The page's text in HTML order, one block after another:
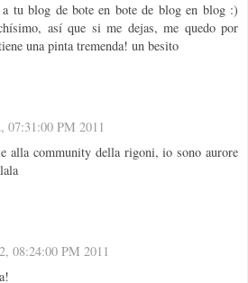
tu blog de bote en bote de blog en blog :)
así que si me dejas, me quedo por
una pinta tremenda! un besito
07:31:00 PM 2011
alla community della rigoni, io sono aurore
08:24:00 PM 2011